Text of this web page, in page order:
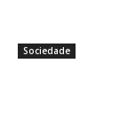
Sociedade